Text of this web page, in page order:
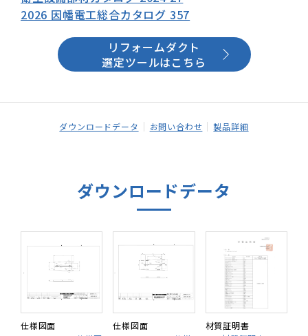
2026 因幡電工総合カタログ 357
リフォームダクト
選定ツールはこちら
ダウンロードデータ お問い合わせ 製品詳細
ダウンロードデータ
仕様図面
仕様図面
材質証明書